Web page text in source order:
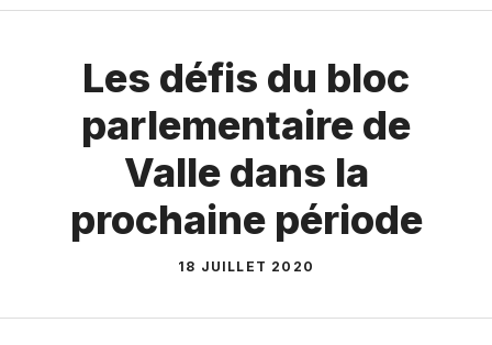
Les défis du bloc
parlementaire de
Valle dans la
prochaine période
18 JUILLET 2020